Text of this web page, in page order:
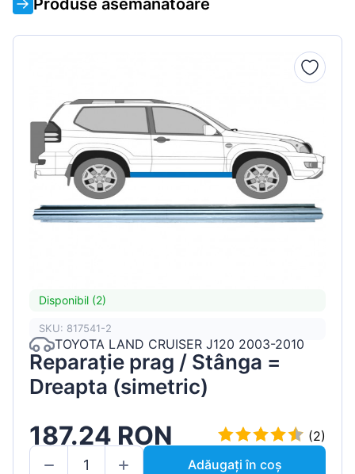
Disponibil (2)
SKU: 817541-2
TOYOTA LAND CRUISER J120 2003-2010
Reparație prag / Stânga =
Dreapta (simetric)
187.24 RON
(2)
Adăugați în coș